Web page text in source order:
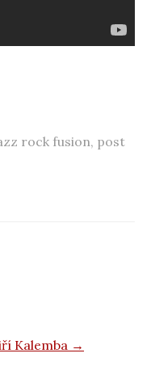
rock fusion, post
Kalemba →